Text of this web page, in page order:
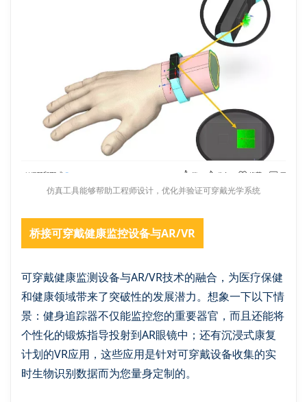
仿真工具能够帮助工程师设计，优化并验证可穿戴光学系统
桥接可穿戴健康监控设备与AR/VR
可穿戴健康监测设备与AR/VR技术的融合，为医疗保健
和健康领域带来了突破性的发展潜力。想象一下以下情
景：健身追踪器不仅能监控您的重要器官，而且还能将
个性化的锻炼指导投射到AR眼镜中；还有沉浸式康复
计划的VR应用，这些应用是针对可穿戴设备收集的实
时生物识别数据而为您量身定制的。